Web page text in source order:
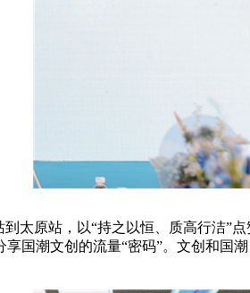
原站，以“持之以恒、质高行洁”点
享国潮文创的流量“密码”。文创和国